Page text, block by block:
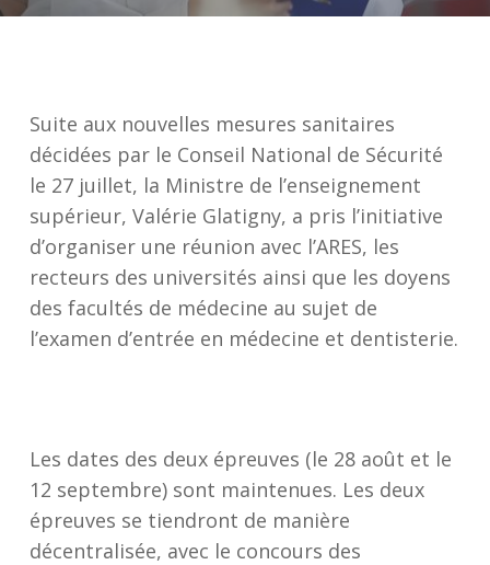
Suite aux nouvelles mesures sanitaires
décidées par le Conseil National de Sécurité
le 27 juillet, la Ministre de l’enseignement
supérieur, Valérie Glatigny, a pris l’initiative
d’organiser une réunion avec l’ARES, les
recteurs des universités ainsi que les doyens
des facultés de médecine au sujet de
l’examen d’entrée en médecine et dentisterie.
Les dates des deux épreuves (le 28 août et le
12 septembre) sont maintenues. Les deux
épreuves se tiendront de manière
décentralisée, avec le concours des